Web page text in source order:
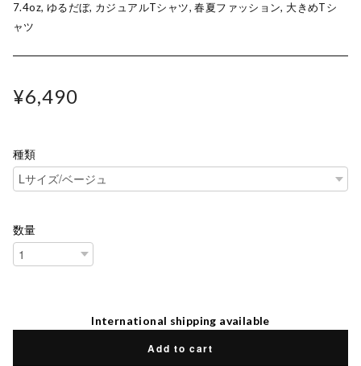
7.4oz, ゆるだぼ, カジュアルTシャツ, 春夏ファッション, 大きめTシ
ャツ
¥6,490
種類
数量
International shipping available
Add to cart